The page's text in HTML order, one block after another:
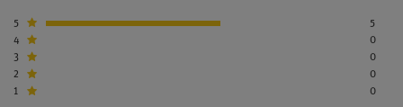
5
5
4
0
3
0
2
0
1
0